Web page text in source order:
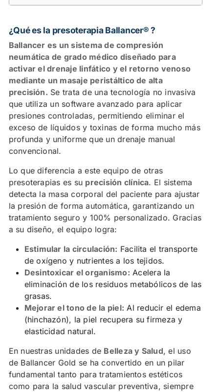
¿Para quién está indicado el tratamiento con
Ballancer Gold?
¿Cómo funciona? Los ciclos de masaje Ballancer
Tratamiento en Viamed: Seguridad y
Personalización
¿Qué resultados puedes esperar del tratamiento?
Reserva tu cita
Preguntas Frecuentes (FAQ)
¿Qué es la presoterapia Ballancer® ?
Ballancer es un sistema de compresión
neumática de grado médico diseñado para
activar el drenaje linfático y el retorno venoso
mediante un masaje peristáltico de alta
precisión. Se trata de una tecnología no invasiva
que utiliza un software avanzado para aplicar
presiones controladas, permitiendo eliminar el
exceso de líquidos y toxinas de forma mucho más
profunda y uniforme que un drenaje manual
convencional.
Lo que diferencia a este equipo de otras
presoterapias es su precisión clínica. El sistema
detecta la masa corporal del paciente para ajustar
la presión de forma automática, garantizando un
tratamiento seguro y 100% personalizado. Gracias
a su diseño, el equipo logra:
Estimular la circulación: Facilita el transporte
de oxígeno y nutrientes a los tejidos.
Desintoxicar el organismo: Acelera la
eliminación de los residuos metabólicos de las
grasas.
Mejorar el tono de la piel: Al reducir el edema
(hinchazón), la piel recupera su firmeza y
elasticidad natural.
En nuestras unidades de Belleza y Salud, el uso
de Ballancer Gold se ha convertido en un pilar
fundamental tanto para tratamientos estéticos
como para la salud vascular preventiva, siempre